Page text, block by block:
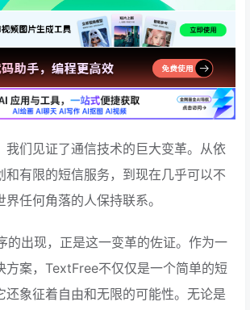
我们见证了通信技术的巨大变革。从依
和有限的短信服务，到现在几乎可以不
任何角落的人保持联系。
的出现，正是这一变革的佐证。作为一
方案，TextFree不仅仅是一个简单的短
还象征着自由和无限的可能性。无论是